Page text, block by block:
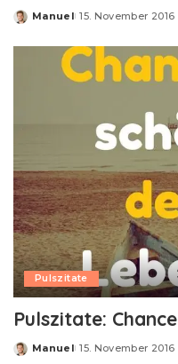
Posted
Manuel 15. November 2016
Pulszitate
Pulszitate: Chance
Posted
Manuel 15. November 2016